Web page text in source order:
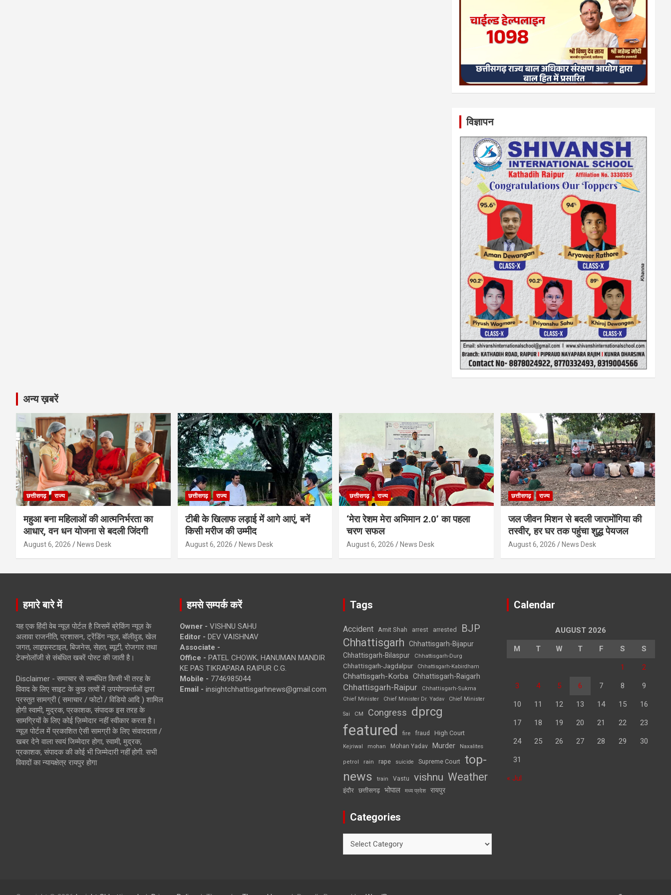
विज्ञापन
अन्य ख़बरें
छत्तीसगढ़ राज्य
महुआ बना महिलाओं की आत्मनिर्भरता का
आधार, वन धन योजना से बदली जिंदगी
August 6, 2026 News Desk
छत्तीसगढ़ राज्य
टीबी के खिलाफ लड़ाई में आगे आएं, बनें
किसी मरीज की उम्मीद
August 6, 2026 News Desk
छत्तीसगढ़ राज्य
‘मेरा रेशम मेरा अभिमान 2.0’ का पहला
चरण सफल
August 6, 2026 News Desk
छत्तीसगढ़ राज्य
जल जीवन मिशन से बदली जारामोंगिया की
तस्वीर, हर घर तक पहुंचा शुद्ध पेयजल
August 6, 2026 News Desk
हमारे बारे में
यह एक हिंदी वेब न्यूज़ पोर्टल है जिसमें ब्रेकिंग न्यूज़ के
अलावा राजनीति, प्रशासन, ट्रेंडिंग न्यूज, बॉलीवुड, खेल
जगत, लाइफस्टाइल, बिजनेस, सेहत, ब्यूटी, रोजगार तथा
टेक्नोलॉजी से संबंधित खबरें पोस्ट की जाती है।
Disclaimer - समाचार से सम्बंधित किसी भी तरह के
विवाद के लिए साइट के कुछ तत्वों में उपयोगकर्ताओं द्वारा
प्रस्तुत सामग्री ( समाचार / फोटो / विडियो आदि ) शामिल
होगी स्वामी, मुद्रक, प्रकाशक, संपादक इस तरह के
सामग्रियों के लिए कोई ज़िम्मेदार नहीं स्वीकार करता है।
न्यूज़ पोर्टल में प्रकाशित ऐसी सामग्री के लिए संवाददाता /
खबर देने वाला स्वयं जिम्मेदार होगा, स्वामी, मुद्रक,
प्रकाशक, संपादक की कोई भी जिम्मेदारी नहीं होगी. सभी
विवादों का न्यायक्षेत्र रायपुर होगा
हमसे सम्पर्क करें
Owner - VISHNU SAHU
Editor - DEV VAISHNAV
Associate -
Office - PATEL CHOWK, HANUMAN MANDIR
KE PAS TIKRAPARA RAIPUR C.G.
Mobile - 7746985044
Email - insightchhattisgarhnews@gmail.com
Tags
Accident Amit Shah arrest arrested BJP
Chhattisgarh
Chhattisgarh-Bijapur
Chhattisgarh-Bilaspur
Chhattisgarh-Durg
Chhattisgarh-Jagdalpur Chhattisgarh-Kabirdham
Chhattisgarh-Korba Chhattisgarh-Raigarh
Chhattisgarh-Raipur
Chhattisgarh-Sukma
Chief Minister
Chief Minister Dr. Yadav Chief Minister
Sai CM Congress dprcg
featured fire fraud High Court
Kejriwal mohan Mohan Yadav Murder Naxalites
petrol rain rape suicide Supreme Court top-
news
train Vastu vishnu Weather
इंदौर छत्तीसगढ़ भोपाल मध्य प्रदेश रायपुर
Categories
Calendar
AUGUST 2026
M T W T F S S
1 2
3 4 5 6 7 8 9
10 11 12 13 14 15 16
17 18 19 20 21 22 23
24 25 26 27 28 29 30
31
« Jul